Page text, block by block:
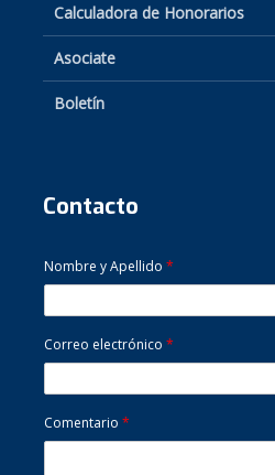
Calculadora de Honorarios
Asociate
Boletín
Contacto
Nombre y Apellido *
Correo electrónico *
Comentario *